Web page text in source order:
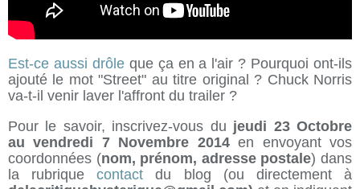
Est-ce aussi drôleque ça en a l'air ? Pourquoi ont-ils
ajouté le mot "Street" au titre original ? Chuck Norris
va-t-il venir laver l'affront du trailer ?
Pour le savoir, inscrivez-vous du jeudi 23 Octobre
au vendredi 7 Novembre 2014en envoyant vos
coordonnées (nom, prénom, adresse postale) dans
la rubriquecontact du blog (ou directement à